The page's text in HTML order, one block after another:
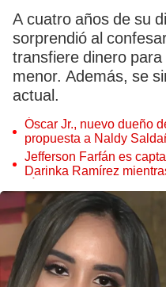
A cuatro años de su
sorprendió al
transfiere dinero
menor. Además, se
actual.
Óscar Jr., nuevo dueño
propuesta a Naldy
tocamientos
Jefferson Farfán es
Darinka Ramírez